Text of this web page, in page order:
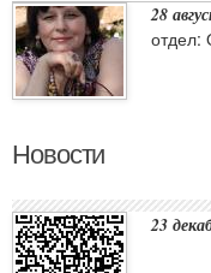
28
отдел:
Новости
23